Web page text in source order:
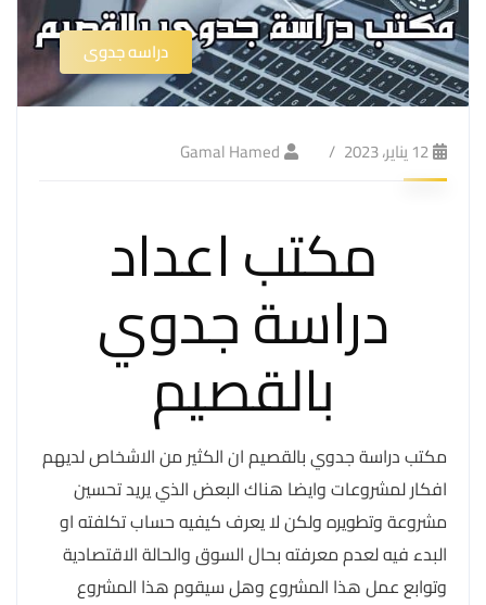
دراسه جدوى
12 يناير، 2023 Gamal Hamed
مكتب اعداد
دراسة جدوي
بالقصيم
مكتب دراسة جدوي بالقصيم ان الكثير من الاشخاص لديهم
افكار لمشروعات وايضا هناك البعض الذي يريد تحسين
مشروعة وتطويره ولكن لا يعرف كيفيه حساب تكلفته او
البدء فيه لعدم معرفته بحال السوق والحالة الاقتصادية
وتوابع عمل هذا المشروع وهل سيقوم هذا المشروع